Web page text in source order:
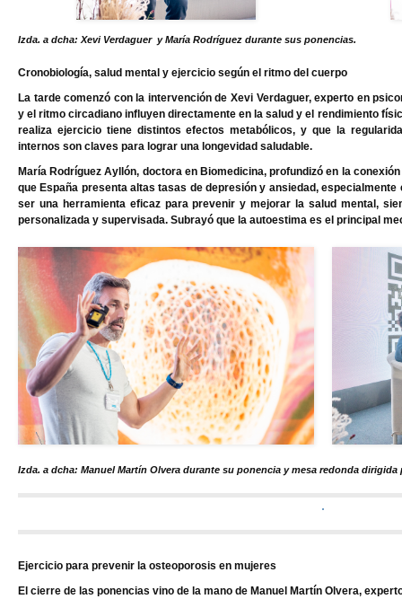
Izda. a dcha: Xevi Verdaguer y María Rodríguez durante sus ponencias.
Cronobiología, salud mental y ejercicio según el ritmo del cuerpo
La tarde comenzó con la intervenciónde Xevi Verdaguer, experto en
y el ritmo circadiano influyen directamente en la salud y el rendimiento
realiza ejercicio tiene distintos efectos metabólicos, y que la
internos son claves para lograr una longevidad saludable.
María Rodríguez Ayllón, doctora en Biomedicina, profundizó en la
que España presenta altas tasas de depresión y ansiedad,
ser una herramienta eficaz para prevenir y mejorar la salud mental,
personalizada y supervisada. Subrayó que la autoestima es el principal
Izda. a dcha: Manuel Martín Olvera durante su ponencia y mesa redonda
Ejercicio para prevenir la osteoporosis en mujeres
El cierre de las ponencias vino de la mano de Manuel Martín Olvera,